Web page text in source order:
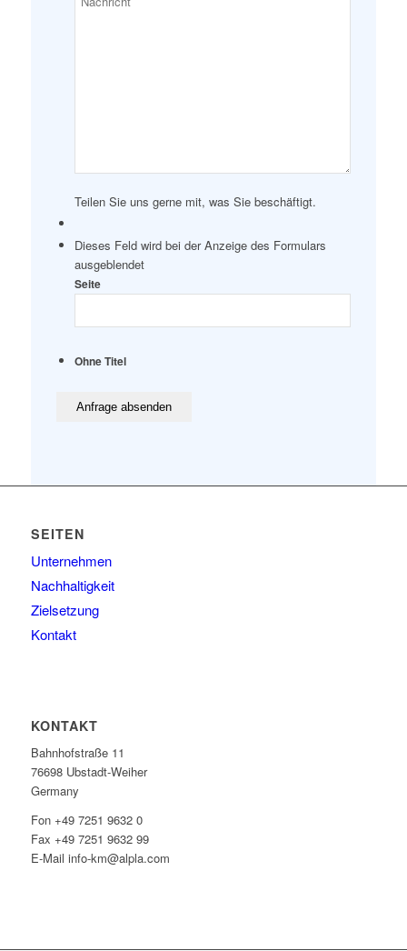
Teilen Sie uns gerne mit, was Sie beschäftigt.
Dieses Feld wird bei der Anzeige des Formulars
ausgeblendet
Seite
Ohne Titel
SEITEN
Unternehmen
Nachhaltigkeit
Zielsetzung
Kontakt
KONTAKT
Bahnhofstraße 11
76698 Ubstadt-Weiher
Germany
Fon +49 7251 9632 0
Fax +49 7251 9632 99
E-Mail info-km@alpla.com